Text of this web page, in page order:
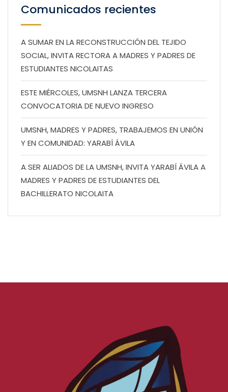
Comunicados recientes
A SUMAR EN LA RECONSTRUCCIÓN DEL TEJIDO
SOCIAL, INVITA RECTORA A MADRES Y PADRES DE
ESTUDIANTES NICOLAITAS
ESTE MIÉRCOLES, UMSNH LANZA TERCERA
CONVOCATORIA DE NUEVO INGRESO
UMSNH, MADRES Y PADRES, TRABAJEMOS EN UNIÓN
Y EN COMUNIDAD: YARABÍ ÁVILA
A SER ALIADOS DE LA UMSNH, INVITA YARABÍ ÁVILA A
MADRES Y PADRES DE ESTUDIANTES DEL
BACHILLERATO NICOLAITA